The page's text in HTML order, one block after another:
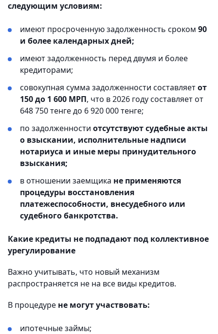
следующим условиям:
имеют просроченную задолженность сроком 90
и более календарных дней;
имеют задолженность перед двумя и более
кредиторами;
совокупная сумма задолженности составляетот
150 до 1 600 МРП, что в 2026 году составляет от
648 750 тенге до 6 920 000 тенге;
по задолженности отсутствуют судебные акты
о взыскании, исполнительные надписи
нотариуса и иные меры принудительного
взыскания;
в отношении заемщика не применяются
процедуры восстановления
платежеспособности, внесудебного или
судебного банкротства.
Какие кредиты не подпадают под коллективное
урегулирование
Важно учитывать, что новый механизм
распространяется не на все виды кредитов.
В процедуре не могут участвовать:
ипотечные займы;